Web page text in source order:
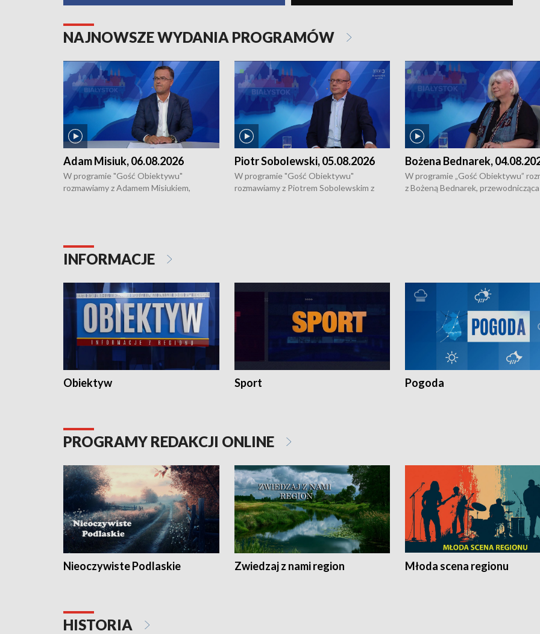
NAJNOWSZE WYDANIA PROGRAMÓW
Adam Misiuk, 06.08.2026
W programie "Gość Obiektywu"
rozmawiamy z Adamem Misiukiem,
Piotr Sobolewski, 05.08.2026
W programie "Gość Obiektywu"
rozmawiamy z Piotrem Sobolewskim z
Bożena Bednarek,
W programie „Gość Obiektywu”
z Bożeną Bednarek, przewodnicząca
INFORMACJE
Obiektyw Sport Pogoda
PROGRAMY REDAKCJI ONLINE
Nieoczywiste Podlaskie Zwiedzaj z nami region Młoda scena regionu
HISTORIA